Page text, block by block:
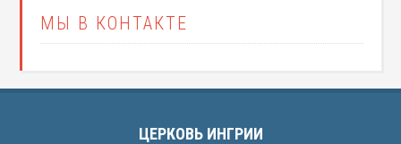
МЫ В КОНТАКТЕ
ЦЕРКОВЬ ИНГРИИ